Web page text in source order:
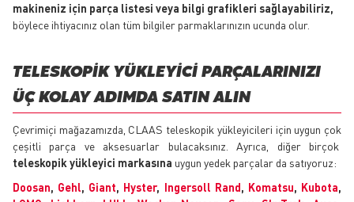
makineniz için parça listesi veya bilgi grafikleri sağlayabiliriz,
böylece ihtiyacınız olan tüm bilgiler parmaklarınızın ucunda olur.
TELESKOPIK YÜKLEYICI PARÇALARINIZI
ÜÇ KOLAY ADIMDA SATIN ALIN
Çevrimiçi mağazamızda, CLAAS teleskopik yükleyicileri için uygun çok
çeşitli parça ve aksesuarlar bulacaksınız. Ayrıca, diğer birçok
teleskopik yükleyici markasına uygun yedek parçalar da satıyoruz:
Doosan, Gehl, Giant, Hyster, Ingersoll Rand, Komatsu, Kubota,